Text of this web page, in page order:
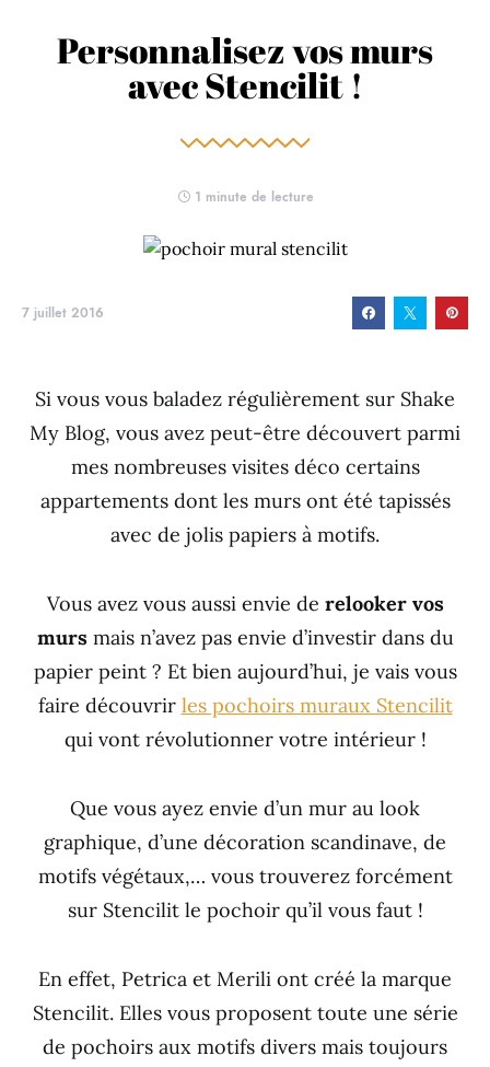
Personnalisez vos murs
avec Stencilit !
1 minute de lecture
7 juillet 2016
Si vous vous baladez régulièrement sur Shake
My Blog, vous avez peut-être découvert parmi
mes nombreuses visites déco certains
appartements dont les murs ont été tapissés
avec de jolis papiers à motifs.
Vous avez vous aussi envie de relooker vos
mursmais n’avez pas envie d’investir dans du
papier peint ? Et bien aujourd’hui, je vais vous
faire découvrir les pochoirs muraux Stencilit
qui vont révolutionner votre intérieur !
Que vous ayez envie d’un mur au look
graphique, d’une décoration scandinave, de
motifs végétaux,… vous trouverez forcément
sur Stencilit le pochoir qu’il vous faut !
En effet, Petrica et Merili ont créé la marque
Stencilit. Elles vous proposent toute une série
de pochoirs aux motifs divers mais toujours